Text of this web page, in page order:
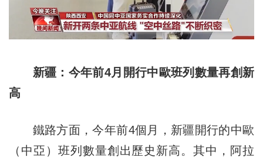
新疆：今年前4月開行中歐班列數量再創新
高
鐵路方面，今年前4個月，新疆開行的中歐
（中亞）班列數量創出歷史新高。其中，阿拉